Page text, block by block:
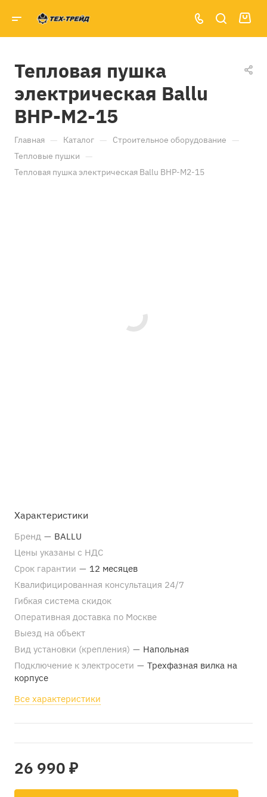
Тепловая пушка
электрическая Ballu
BHP-M2-15
Главная — Каталог — Строительное оборудование —
Тепловые пушки —
Тепловая пушка электрическая Ballu BHP-M2-15
Характеристики
Бренд — BALLU
Цены указаны с НДС
Срок гарантии — 12 месяцев
Квалифицированная консультация 24/7
Гибкая система скидок
Оперативная доставка по Москве
Выезд на объект
Вид установки (крепления) — Напольная
Подключение к электросети — Трехфазная вилка на
корпусе
Все характеристики
26 990 ₽